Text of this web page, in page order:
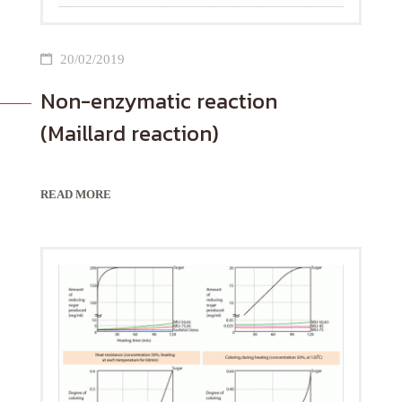
20/02/2019
Non-enzymatic reaction
(Maillard reaction)
READ MORE